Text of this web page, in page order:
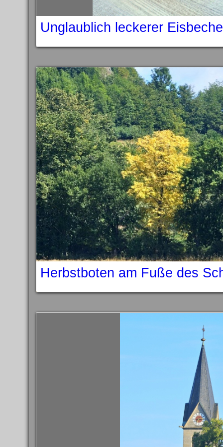
Unglaublich leckerer
Herbstboten am Fuße des